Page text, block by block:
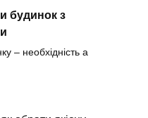
будинок з
– необхідність а